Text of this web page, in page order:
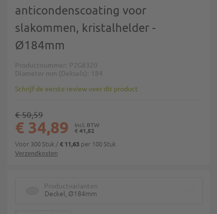
anticondenscoating voor
slakommen, kristalhelder -
Ø184mm
Productnummer P2G8320
Diameter mm (Deksels)
184
Schrijf de eerste review over dit product
Verzendkosten
€ 41,52
€ 34,89
€ 50,59
Voor 300 Stuk /€ 11,63 per 100 Stuk
Productvarianten
Deckel, Ø184mm